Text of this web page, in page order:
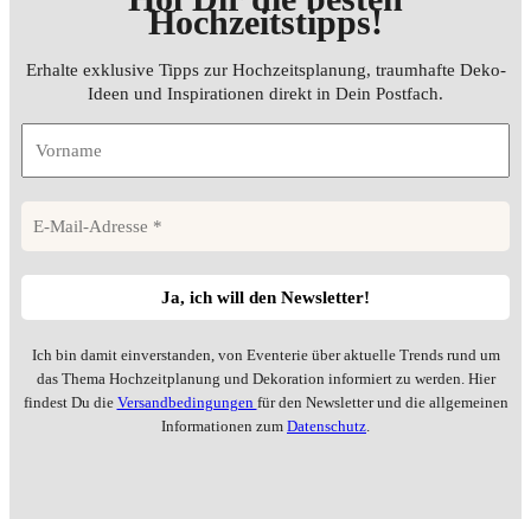
Hochzeitstipps!
Erhalte exklusive Tipps zur Hochzeitsplanung, traumhafte Deko-
Ideen und Inspirationen direkt in Dein Postfach.
Ich bin damit einverstanden, von Eventerie über aktuelle Trends rund um
das Thema Hochzeitplanung und Dekoration informiert zu werden. Hier
findest Du die Versandbedingungen für den Newsletter und die allgemeinen
Informationen zum Datenschutz